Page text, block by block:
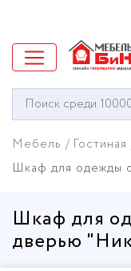
Окно
поиска
Мебель Гостиная
Шкаф для одежды
Шкаф для
дверью